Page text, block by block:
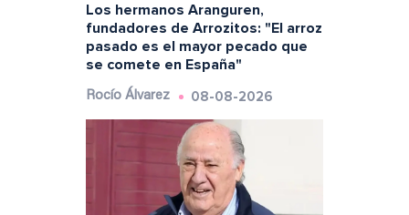
Los hermanos Aranguren,
fundadores de Arrozitos: "El arroz
pasado es el mayor pecado que
se comete en España"
Rocío Álvarez 08-08-2026